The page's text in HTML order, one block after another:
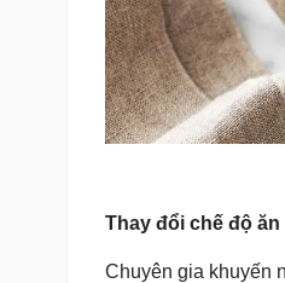
Thay đổi chế độ ăn
Chuyên gia khuyến